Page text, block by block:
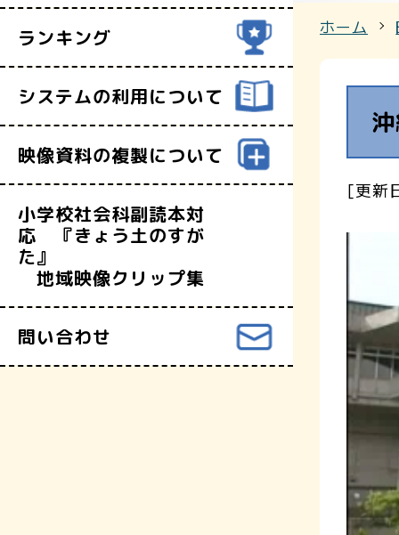
ランキング
システムの利用について
映像資料の複製について
小学校社会科副読本対
応 『きょう土のすが
た』
地域映像クリップ集
問い合わせ
ホーム
[更新